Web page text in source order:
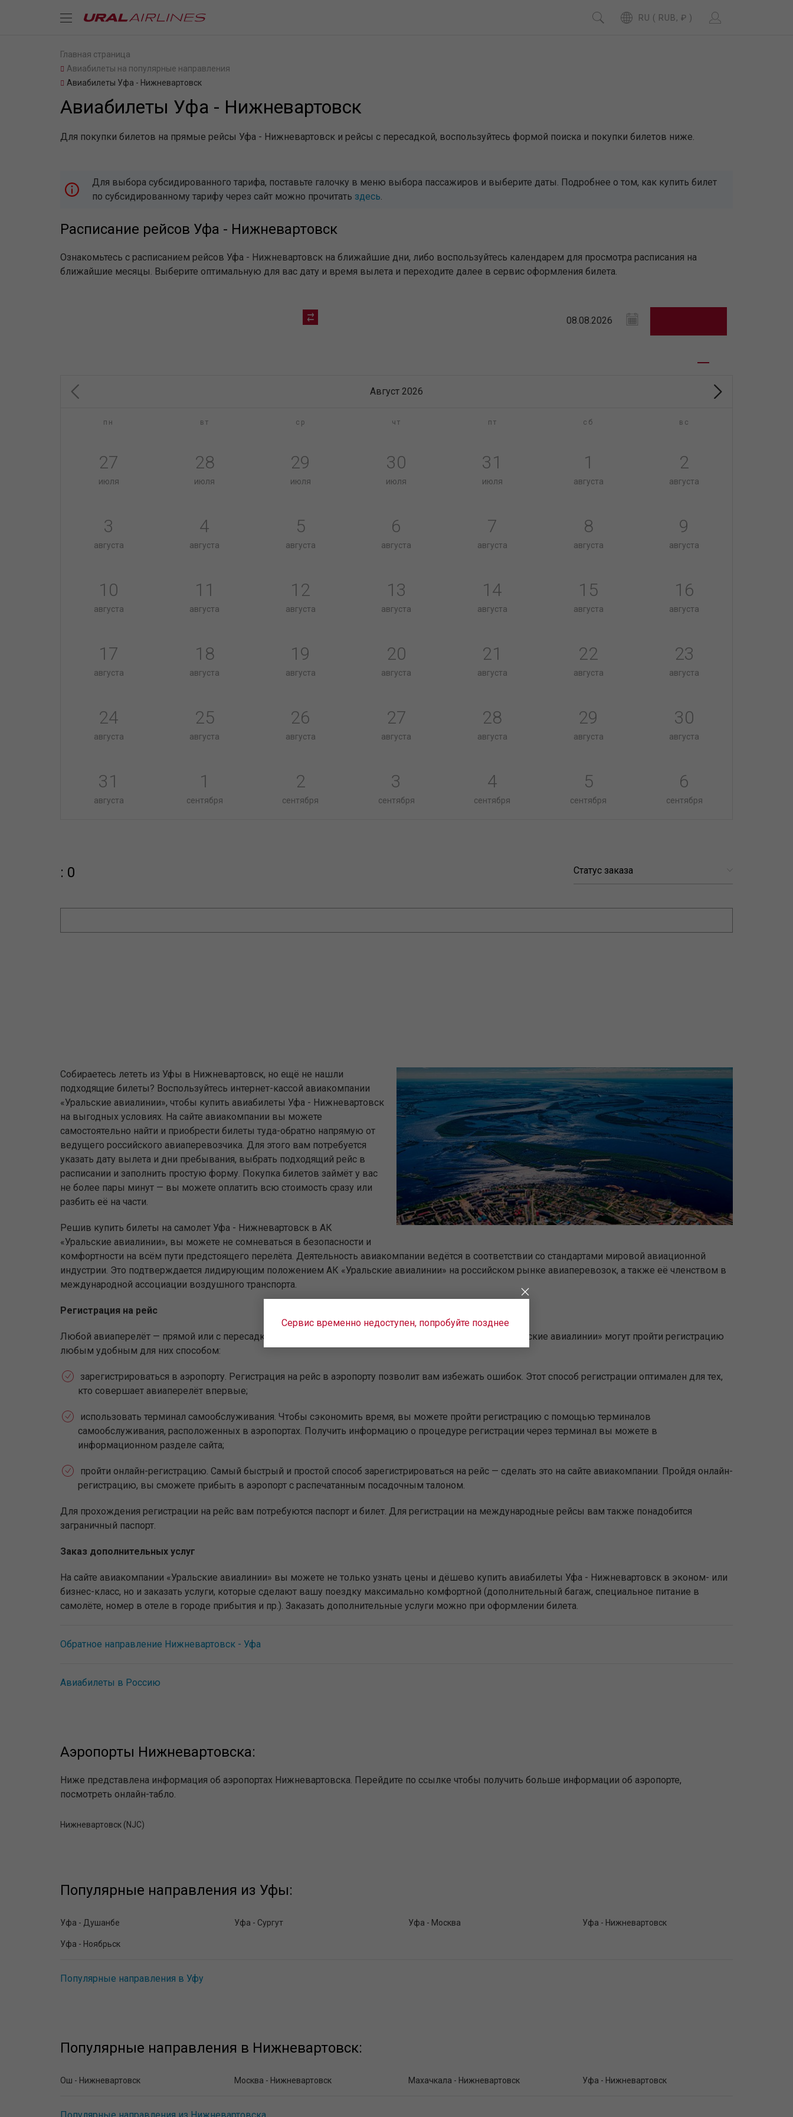
RU ( RUB, ₽ )
Главная страница
Авиабилеты на популярные направления
Авиабилеты Уфа - Нижневартовск
Авиабилеты Уфа - Нижневартовск
Для покупки билетов на прямые рейсы Уфа - Нижневартовск и рейсы с пересадкой, воспользуйтесь формой поиска и покупки билетов ниже.
Для выбора субсидированного тарифа, поставьте галочку в меню выбора пассажиров и выберите даты. Подробнее о том, как купить билет
по субсидированному тарифу через сайт можно прочитать здесь.
Расписание рейсов Уфа - Нижневартовск
Ознакомьтесь с расписанием рейсов Уфа - Нижневартовск на ближайшие дни, либо воспользуйтесь календарем для просмотра расписания на
ближайшие месяцы. Выберите оптимальную для вас дату и время вылета и переходите далее в сервис оформления билета.
Август 2026
пн вт ср чт пт сб вс
27
июля
28
июля
29
июля
30
июля
31
июля
1
августа
2
августа
3
августа
4
августа
5
августа
6
августа
7
августа
8
августа
9
августа
10
августа
11
августа
12
августа
13
августа
14
августа
15
августа
16
августа
17
августа
18
августа
19
августа
20
августа
21
августа
22
августа
23
августа
24
августа
25
августа
26
августа
27
августа
28
августа
29
августа
30
августа
31
августа
1
сентября
2
сентября
3
сентября
4
сентября
5
сентября
6
сентября
: 0
Собираетесь лететь из Уфы в Нижневартовск, но ещё не нашли
подходящие билеты? Воспользуйтесь интернет-кассой авиакомпании
«Уральские авиалинии», чтобы купить авиабилеты Уфа - Нижневартовск
на выгодных условиях. На сайте авиакомпании вы можете
самостоятельно найти и приобрести билеты туда-обратно напрямую от
ведущего российского авиаперевозчика. Для этого вам потребуется
указать дату вылета и дни пребывания, выбрать подходящий рейс в
расписании и заполнить простую форму. Покупка билетов займёт у вас
не более пары минут — вы можете оплатить всю стоимость сразу или
разбить её на части.
Решив купить билеты на самолет Уфа - Нижневартовск в АК
«Уральские авиалинии», вы можете не сомневаться в безопасности и
комфортности на всём пути предстоящего перелёта. Деятельность авиакомпании ведётся в соответствии со стандартами мировой авиационной
индустрии. Это подтверждается лидирующим положением АК «Уральские авиалинии» на российском рынке авиаперевозок, а также её членством в
международной ассоциации воздушного транспорта.
Регистрация на рейс
Любой авиаперелёт — прямой или с пересадкой — начинается с регистрации на рейс. Клиенты АК «Уральские авиалинии» могут пройти регистрацию
любым удобным для них способом:
зарегистрироваться в аэропорту. Регистрация на рейс в аэропорту позволит вам избежать ошибок. Этот способ регистрации оптимален для тех,
кто совершает авиаперелёт впервые;
использовать терминал самообслуживания. Чтобы сэкономить время, вы можете пройти регистрацию с помощью терминалов
самообслуживания, расположенных в аэропортах. Получить информацию о процедуре регистрации через терминал вы можете в
информационном разделе сайта;
пройти онлайн-регистрацию. Самый быстрый и простой способ зарегистрироваться на рейс — сделать это на сайте авиакомпании. Пройдя онлайн-
регистрацию, вы сможете прибыть в аэропорт с распечатанным посадочным талоном.
Для прохождения регистрации на рейс вам потребуются паспорт и билет. Для регистрации на международные рейсы вам также понадобится
заграничный паспорт.
Заказ дополнительных услуг
На сайте авиакомпании «Уральские авиалинии» вы можете не только узнать цены и дёшево купить авиабилеты Уфа - Нижневартовск в эконом- или
бизнес-класс, но и заказать услуги, которые сделают вашу поездку максимально комфортной (дополнительный багаж, специальное питание в
самолёте, номер в отеле в городе прибытия и пр.). Заказать дополнительные услуги можно при оформлении билета.
Обратное направление Нижневартовск - Уфа
Авиабилеты в Россию
Аэропорты Нижневартовска:
Ниже представлена информация об аэропортах Нижневартовска. Перейдите по ссылке чтобы получить больше информации об аэропорте,
посмотреть онлайн-табло.
Нижневартовск (NJC)
Популярные направления из Уфы:
Уфа - Душанбе Уфа - Сургут Уфа - Москва Уфа - Нижневартовск
Уфа - Ноябрьск
Популярные направления в Уфу
Популярные направления в Нижневартовск:
Ош - Нижневартовск Москва - Нижневартовск Махачкала - Нижневартовск Уфа - Нижневартовск
Сервис временно недоступен, попробуйте позднее